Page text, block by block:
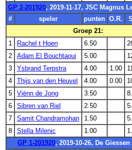
GP 2-201920, 2019-11-17, JSC Magnus
#
speler punten O.R.
Groep 21:
1
Rachel t Hoen 6.50
2
Adam El Bouchtaoui 5.00
3
Ysbrand Terpstra 4.00 1.00
4
Thijs van den Heuvel 4.00 0.00
5
Viënn de Jong 3.50
6
Sibren van Riel 2.50
7
Samit Chandramohan 1.50
8
Stella Milenic 1.00
GP 1-201920, 2019-10-26, De